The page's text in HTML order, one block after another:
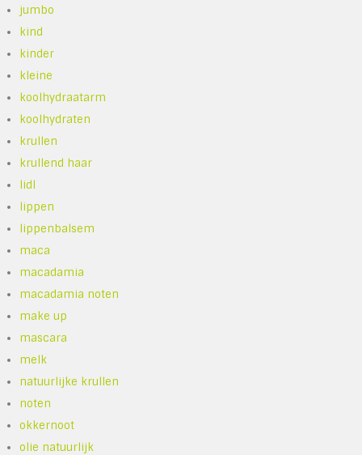
jumbo
kind
kinder
kleine
koolhydraatarm
koolhydraten
krullen
krullend haar
lidl
lippen
lippenbalsem
maca
macadamia
macadamia noten
make up
mascara
melk
natuurlijke krullen
noten
okkernoot
olie natuurlijk